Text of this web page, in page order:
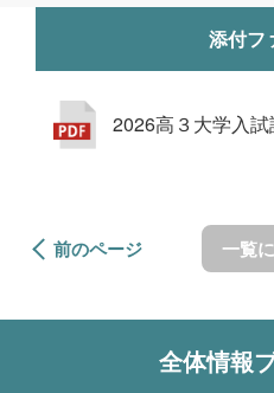
添付フ
2026高３大学入試
前のページ 一覧
全体情報